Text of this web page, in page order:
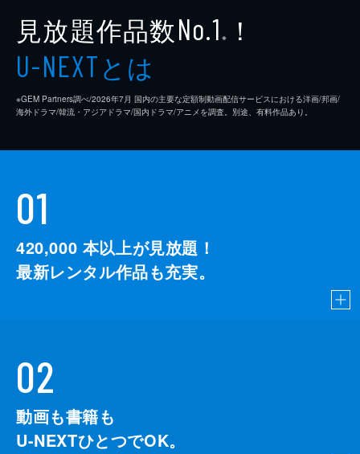
見放題作品数No.1 ※ ！
U-NEXTとは
※GEM Partners調べ/2026年7⽉ 国内の主要な定額制動画配信サービスにおける洋画/邦画/
海外ドラマ/韓流・アジアドラマ/国内ドラマ/アニメを調査。別途、有料作品あり。
01
420,000 本以上が見放題！
最新レンタル作品も充実。
02
動画も書籍も
U-NEXTひとつでOK。